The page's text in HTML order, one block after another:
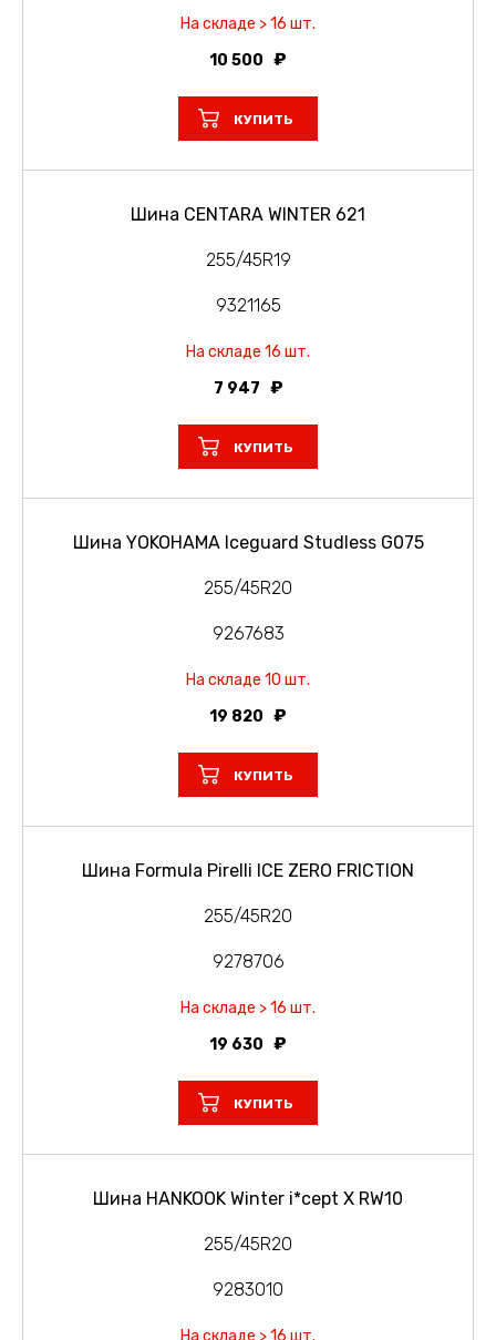
На складе > 16 шт.
10 500
КУПИТЬ
Шина CENTARA WINTER 621
255/45R19
9321165
На складе 16 шт.
7 947
КУПИТЬ
Шина YOKOHAMA Iceguard Studless G075
255/45R20
9267683
На складе 10 шт.
19 820
КУПИТЬ
Шина Formula Pirelli ICE ZERO FRICTION
255/45R20
9278706
На складе > 16 шт.
19 630
КУПИТЬ
Шина HANKOOK Winter i*cept X RW10
255/45R20
9283010
На складе > 16 шт.